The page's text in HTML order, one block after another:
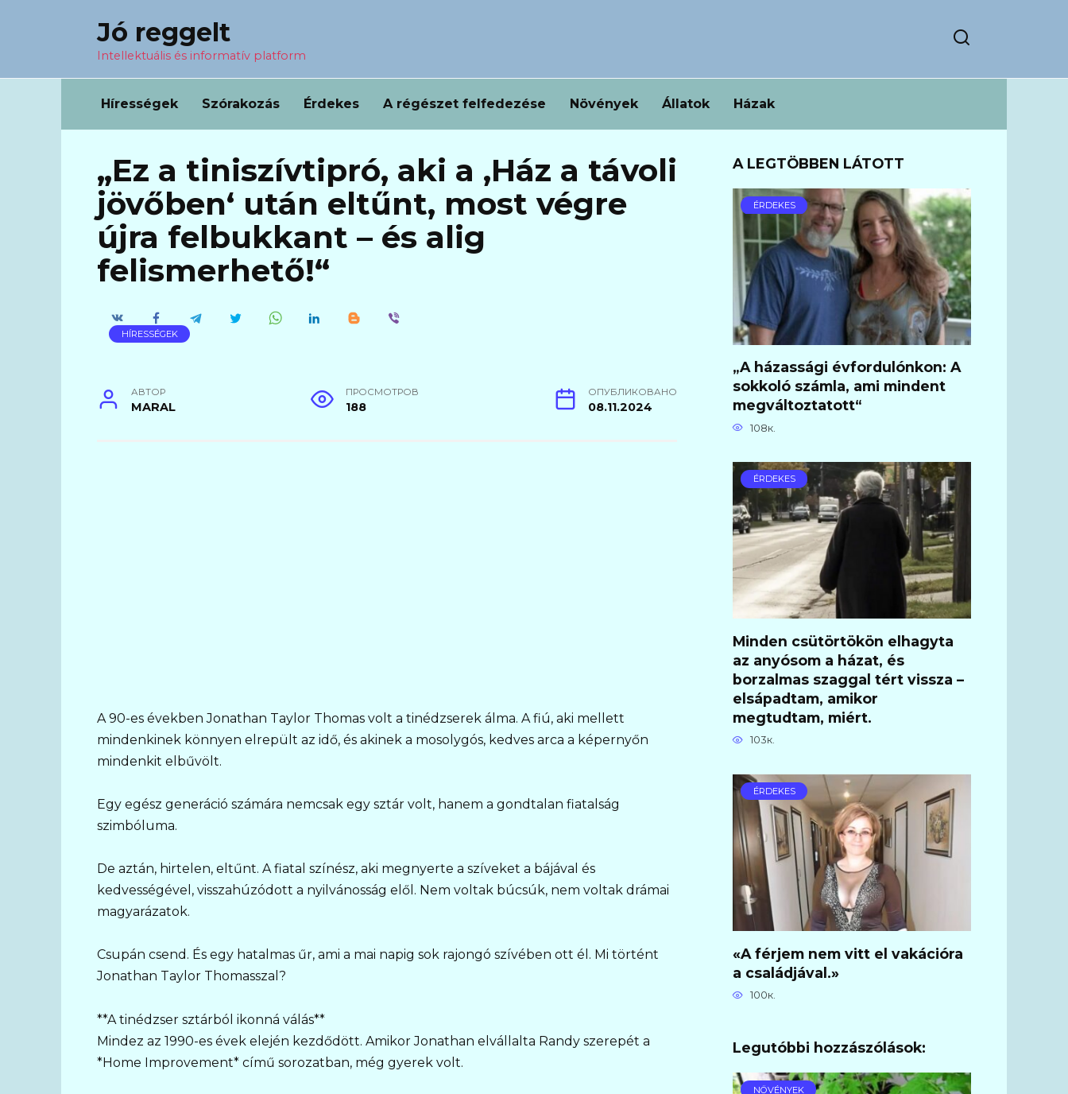
Jó reggelt
Intellektuális és informatív platform
Hírességek Szórakozás Érdekes A régészet felfedezése Növények Állatok Házak
„Ez a tiniszívtipró, aki a ‚Ház a távoli
jövőben‘ után eltűnt, most végre
újra felbukkant – és alig
felismerhető!“
HÍRESSÉGEK
АВТОР
MARAL
ПРОСМОТРОВ
188
ОПУБЛИКОВАНО
08.11.2024
A 90-es években Jonathan Taylor Thomas volt a tinédzserek álma. A fiú, aki mellett
mindenkinek könnyen elrepült az idő, és akinek a mosolygós, kedves arca a képernyőn
mindenkit elbűvölt.
Egy egész generáció számára nemcsak egy sztár volt, hanem a gondtalan fiatalság
szimbóluma.
De aztán, hirtelen, eltűnt. A fiatal színész, aki megnyerte a szíveket a bájával és
kedvességével, visszahúzódott a nyilvánosság elől. Nem voltak búcsúk, nem voltak drámai
magyarázatok.
Csupán csend. És egy hatalmas űr, ami a mai napig sok rajongó szívében ott él. Mi történt
Jonathan Taylor Thomasszal?
**A tinédzser sztárból ikonná válás**
Mindez az 1990-es évek elején kezdődött. Amikor Jonathan elvállalta Randy szerepét a
*Home Improvement* című sorozatban, még gyerek volt.
A LEGTÖBBEN LÁTOTT
ÉRDEKES
„A házassági évfordulónkon: A
sokkoló számla, ami mindent
megváltoztatott“
108к.
ÉRDEKES
Minden csütörtökön elhagyta
az anyósom a házat, és
borzalmas szaggal tért vissza –
elsápadtam, amikor
megtudtam, miért.
103к.
ÉRDEKES
«A férjem nem vitt el vakációra
a családjával.»
100к.
Legutóbbi hozzászólások:
NÖVÉNYEK